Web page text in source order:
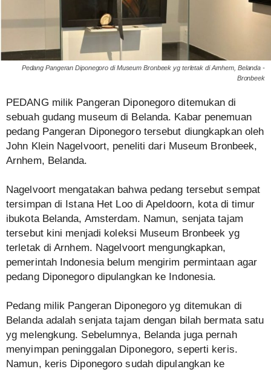
Pedang Pangeran Diponegoro di Museum Bronbeek yg terletak di Arnhem, Belanda -
Bronbeek
PEDANG milik Pangeran Diponegoro ditemukan di
sebuah gudang museum di Belanda. Kabar penemuan
pedang Pangeran Diponegoro tersebut diungkapkan oleh
John Klein Nagelvoort, peneliti dari Museum Bronbeek,
Arnhem, Belanda.
Nagelvoort mengatakan bahwa pedang tersebut sempat
tersimpan di Istana Het Loo di Apeldoorn, kota di timur
ibukota Belanda, Amsterdam. Namun, senjata tajam
tersebut kini menjadi koleksi Museum Bronbeek yg
terletak di Arnhem. Nagelvoort mengungkapkan,
pemerintah Indonesia belum mengirim permintaan agar
pedang Diponegoro dipulangkan ke Indonesia.
Pedang milik Pangeran Diponegoro yg ditemukan di
Belanda adalah senjata tajam dengan bilah bermata satu
yg melengkung. Sebelumnya, Belanda juga pernah
menyimpan peninggalan Diponegoro, seperti keris.
Namun, keris Diponegoro sudah dipulangkan ke